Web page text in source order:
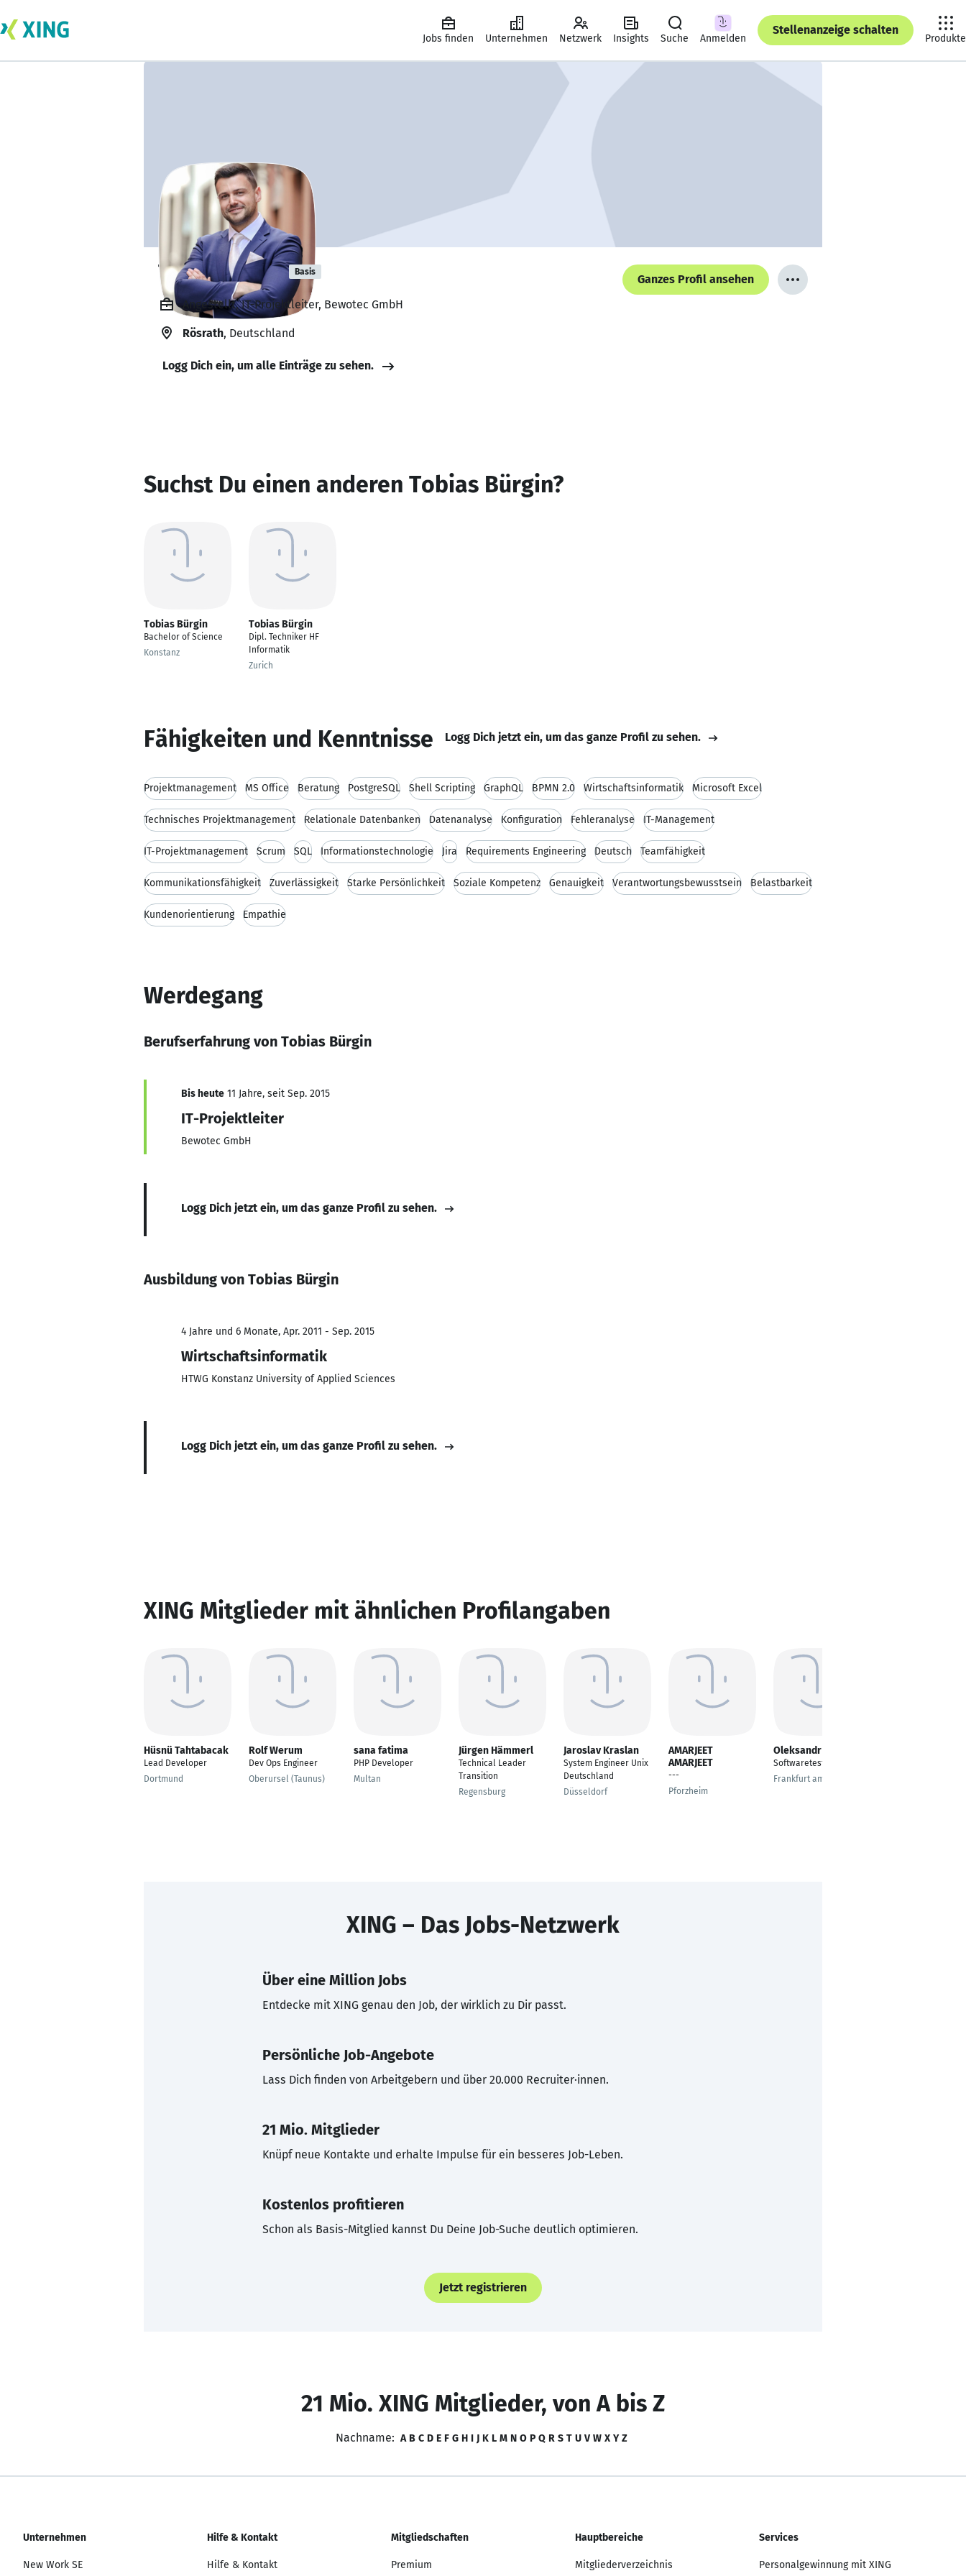
Jobs finden Unternehmen Netzwerk Insights Suche Anmelden
Stellenanzeige schalten
Produkte
Tobias Bürgin Basis
Ganzes Profil ansehen
Angestellt, IT-Projektleiter, Bewotec GmbH
Rösrath, Deutschland
Logg Dich ein, um alle Einträge zu sehen.
Suchst Du einen anderen Tobias Bürgin?
Tobias Bürgin
Bachelor of Science
Konstanz
Tobias Bürgin
Dipl. Techniker HF
Informatik
Zurich
Fähigkeiten und Kenntnisse Logg Dich jetzt ein, um das ganze Profil zu sehen.
Projektmanagement MS Office Beratung PostgreSQL Shell Scripting GraphQL BPMN 2.0 Wirtschaftsinformatik Microsoft Excel
Technisches Projektmanagement Relationale Datenbanken Datenanalyse Konfiguration Fehleranalyse IT-Management
IT-Projektmanagement Scrum SQL Informationstechnologie Jira Requirements Engineering Deutsch Teamfähigkeit
Kommunikationsfähigkeit Zuverlässigkeit Starke Persönlichkeit Soziale Kompetenz Genauigkeit Verantwortungsbewusstsein Belastbarkeit
Kundenorientierung Empathie
Werdegang
Berufserfahrung von Tobias Bürgin
Bis heute 11 Jahre, seit Sep. 2015
IT-Projektleiter
Bewotec GmbH
Logg Dich jetzt ein, um das ganze Profil zu sehen.
Ausbildung von Tobias Bürgin
4 Jahre und 6 Monate, Apr. 2011 - Sep. 2015
Wirtschaftsinformatik
HTWG Konstanz University of Applied Sciences
Logg Dich jetzt ein, um das ganze Profil zu sehen.
XING Mitglieder mit ähnlichen Profilangaben
Hüsnü Tahtabacak
Lead Developer
Dortmund
Rolf Werum
Dev Ops Engineer
Oberursel (Taunus)
sana fatima
PHP Developer
Multan
Jürgen Hämmerl
Technical Leader
Transition
Regensburg
Jaroslav Kraslan
System Engineer Unix
Deutschland
Düsseldorf
AMARJEET
AMARJEET
---
Pforzheim
Oleksandr Bortsov
Softwaretester
Frankfurt am Main
XING – Das Jobs-Netzwerk
Über eine Million Jobs
Entdecke mit XING genau den Job, der wirklich zu Dir passt.
Persönliche Job-Angebote
Lass Dich finden von Arbeitgebern und über 20.000 Recruiter·innen.
21 Mio. Mitglieder
Knüpf neue Kontakte und erhalte Impulse für ein besseres Job-Leben.
Kostenlos profitieren
Schon als Basis-Mitglied kannst Du Deine Job-Suche deutlich optimieren.
Jetzt registrieren
21 Mio. XING Mitglieder, von A bis Z
Nachname: A B C D E F G H I J K L M N O P Q R S T U V W X Y Z
Unternehmen
New Work SE
Hilfe & Kontakt
Hilfe & Kontakt
Mitgliedschaften
Premium
Hauptbereiche
Mitgliederverzeichnis
Services
Personalgewinnung mit XING